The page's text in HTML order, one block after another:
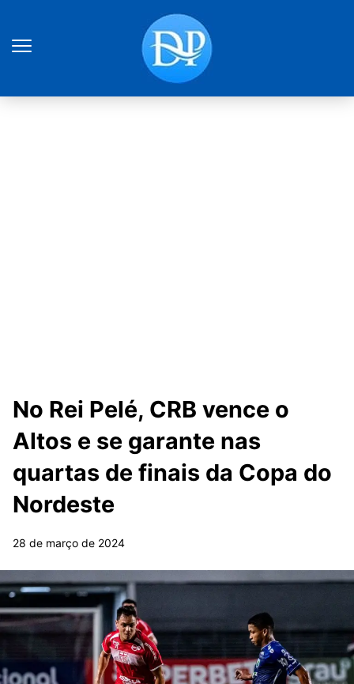
No Rei Pelé, CRB vence o
Altos e se garante nas
quartas de finais da Copa do
Nordeste
28 de março de 2024